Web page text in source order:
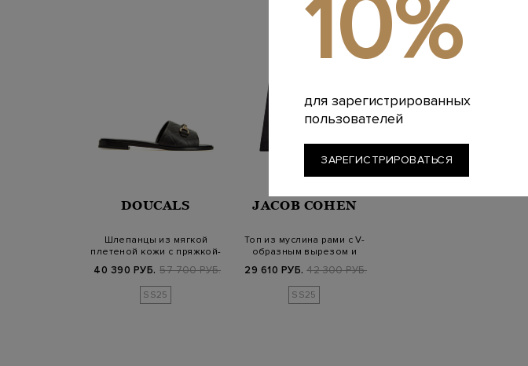
DOUCALS
Шлепанцы из мягкой
плетеной кожи с пряжкой-
40 390 РУБ. 57 700 РУБ.
SS25
JACOB COHEN
Топ из муслина рами с V-
образным вырезом и
29 610 РУБ. 42 300 РУБ.
SS25
10%
для зарегистрированных
пользователей
ЗАРЕГИСТРИРОВАТЬСЯ